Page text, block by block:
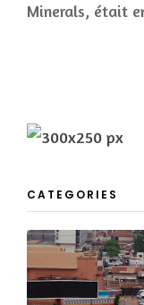
Minerals, était
CATEGORIES